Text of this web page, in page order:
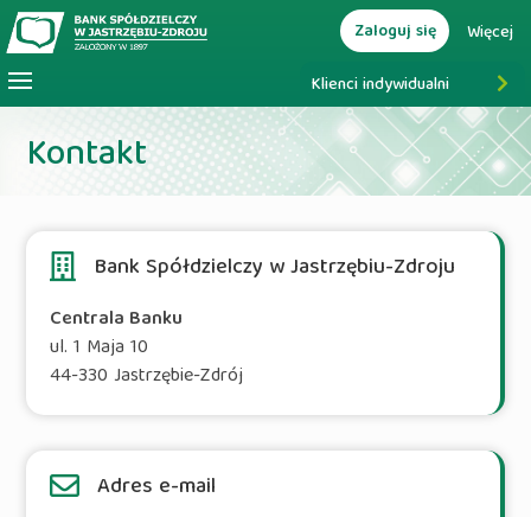
Klienci indywidualni
Zaloguj się Więcej
Kontakt
Bank Spółdzielczy w Jastrzębiu-Zdroju
Centrala Banku
ul. 1 Maja 10
44-330 Jastrzębie-Zdrój
Adres e-mail